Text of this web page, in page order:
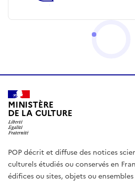
MINISTÈRE
DE LA CULTURE
POP décrit et diffuse des notices
culturels étudiés ou conservés en
édifices ou sites, objets ou